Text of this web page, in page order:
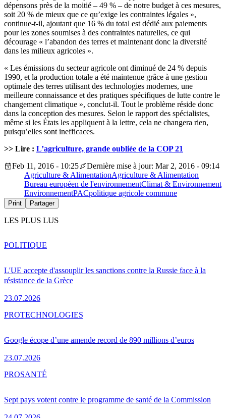
dépensons près de la moitié – 49 % – de notre budget à ces mesures,
soit 20 % de mieux que ce qu’exige les contraintes légales »,
continue-t-il, ajoutant que 16 % du total est dédié aux paiements
pour les zones soumises à des contraintes naturelles, ce qui
décourage « l’abandon des terres et maintenant donc la diversité
dans les milieux agricoles ».
« Les émissions du secteur agricole ont diminué de 24 % depuis
1990, et la production totale a été maintenue grâce à une gestion
optimale des terres utilisant des technologies modernes, une
meilleure connaissance et des pratiques spécifiques de lutte contre le
changement climatique », conclut-il. Tout le problème réside donc
dans la conception des mesures. Selon le rapport des spécialistes,
même si les États les appliquent à la lettre, cela ne changera rien,
puisqu’elles sont inefficaces.
>> Lire : L’agriculture, grande oubliée de la COP 21
Feb 11, 2016 - 10:25
Dernière mise à jour: Mar 2, 2016 - 09:14
Agriculture & AlimentationAgriculture & Alimentation
Bureau européen de l'environnementClimat & Environnement
EnvironnementPACpolitique agricole commune
Print Partager
LES PLUS LUS
L'UE accepte d'assouplir les sanctions contre la Russie face à la
résistance de la Grèce
23.07.2026
POLITIQUE
Google écope d’une amende record de 890 millions d’euros
23.07.2026
PROTECHNOLOGIES
Sept pays votent contre le programme de santé de la Commission
PROSANTÉ